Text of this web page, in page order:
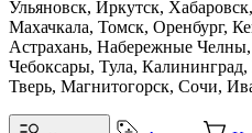
Ульяновск, Иркутск,
Махачкала, Томск, Оренбург,
Астрахань, Набережные
Чебоксары, Тула,
Тверь, Магнитогорск, Сочи,